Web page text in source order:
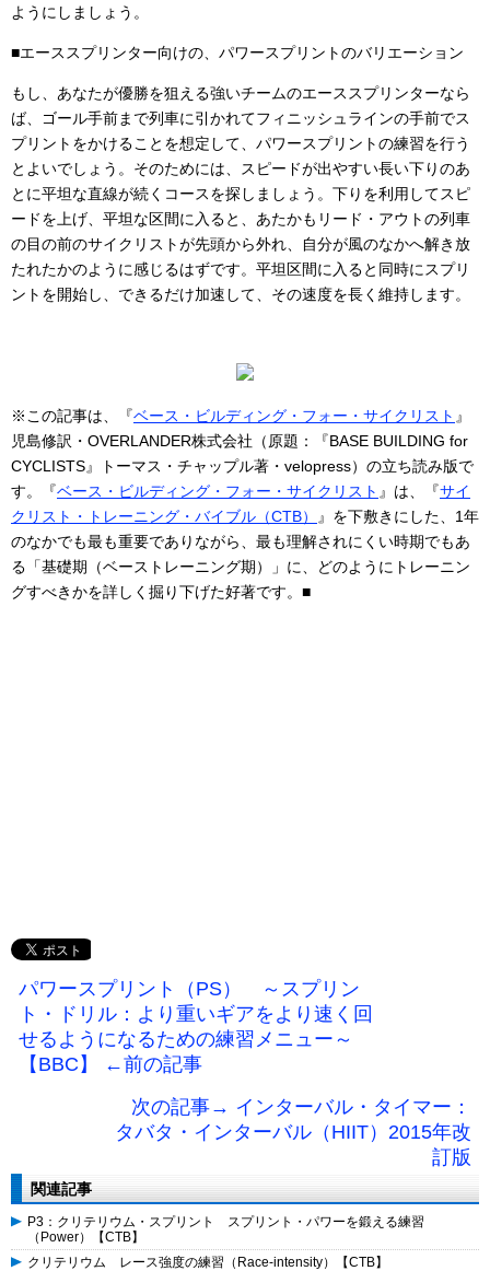
ようにしましょう。
■エーススプリンター向けの、パワースプリントのバリエーション
もし、あなたが優勝を狙える強いチームのエーススプリンターなら
ば、ゴール手前まで列車に引かれてフィニッシュラインの手前でス
プリントをかけることを想定して、パワースプリントの練習を行う
とよいでしょう。そのためには、スピードが出やすい長い下りのあ
とに平坦な直線が続くコースを探しましょう。下りを利用してスピ
ードを上げ、平坦な区間に入ると、あたかもリード・アウトの列車
の目の前のサイクリストが先頭から外れ、自分が風のなかへ解き放
たれたかのように感じるはずです。平坦区間に入ると同時にスプリ
ントを開始し、できるだけ加速して、その速度を長く維持します。
※この記事は、『ベース・ビルディング・フォー・サイクリスト 』
児島修訳・OVERLANDER株式会社（原題：『BASE BUILDING for
CYCLISTS』トーマス・チャップル著・velopress）の立ち読み版で
す。『ベース・ビルディング・フォー・サイクリスト 』は、『サイ
クリスト・トレーニング・バイブル（CTB）
』を下敷きにした、1年
のなかでも最も重要でありながら、最も理解されにくい時期でもあ
る「基礎期（ベーストレーニング期）」に、どのようにトレーニン
グすべきかを詳しく掘り下げた好著です。■
パワースプリント（PS） ～スプリン
ト・ドリル：より重いギアをより速く回
せるようになるための練習メニュー～
【BBC】 ←前の記事
次の記事→ インターバル・タイマー：
タバタ・インターバル（HIIT）2015年改
訂版
関連記事
P3：クリテリウム・スプリント スプリント・パワーを鍛える練習
（Power）【CTB】
クリテリウム レース強度の練習（Race-intensity）【CTB】